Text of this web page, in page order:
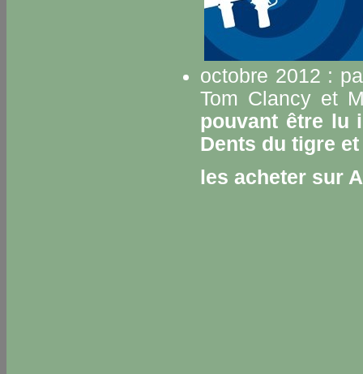
octobre 2012 :
Tom Clancy et
pouvant être lu
Dents du tigre
les acheter sur